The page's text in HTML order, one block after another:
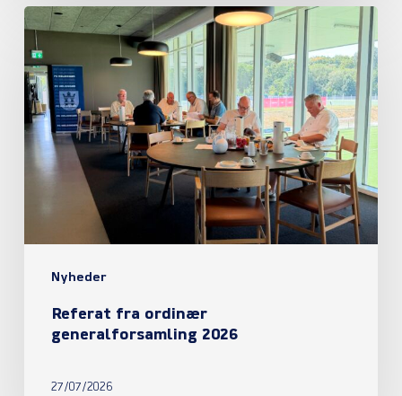
Nyheder
Referat
fra
ordinær
generalforsamling
2026
Referat fra ordinær
generalforsamling 2026
27/07/2026